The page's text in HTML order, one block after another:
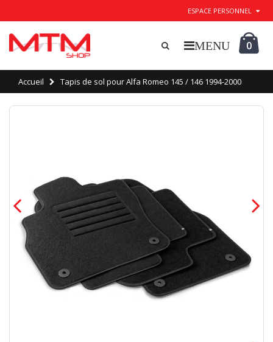
ESPACE PERSONNEL
0
Accueil Tapis de sol pour Alfa Romeo 145 / 146 1994-2000